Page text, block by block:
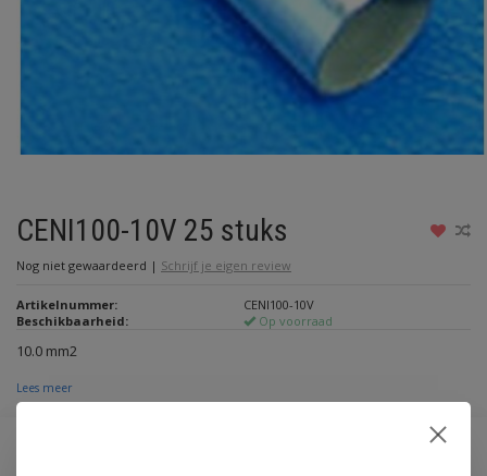
CENI100-10V 25 stuks
Nog niet gewaardeerd | Schrijf je eigen review
Artikelnummer:
CENI100-10V
Beschikbaarheid:
Op voorraad
10.0 mm2
Lees meer